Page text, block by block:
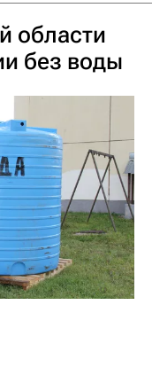
области
без воды